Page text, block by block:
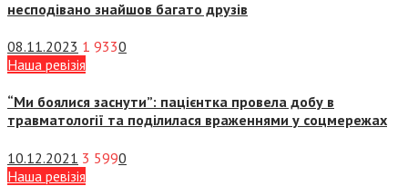
несподівано знайшов багато друзів
08.11.2023 1 9330
Наша ревізія
“Ми боялися заснути”: пацієнтка провела добу в
травматології та поділилася враженнями у соцмережах
10.12.2021 3 5990
Наша ревізія